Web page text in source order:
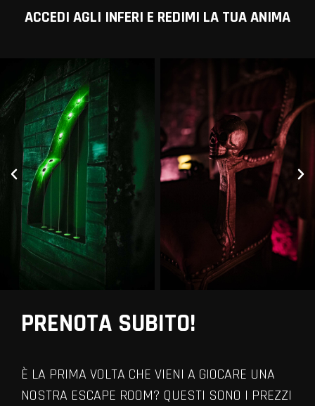
ACCEDI AGLI INFERI E REDIMI LA TUA ANIMA
PRENOTA SUBITO!
È LA PRIMA VOLTA CHE VIENI A GIOCARE UNA
NOSTRA ESCAPE ROOM? QUESTI SONO I PREZZI